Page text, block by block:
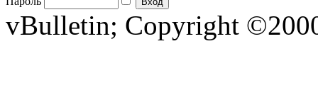
vBulletin; Copyright